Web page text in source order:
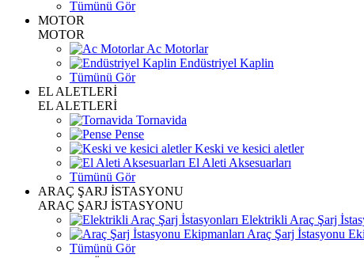
Tümünü Gör
MOTOR
MOTOR
Ac Motorlar
Endüstriyel Kaplin
Tümünü Gör
EL ALETLERİ
EL ALETLERİ
Tornavida
Pense
Keski ve kesici aletler
El Aleti Aksesuarları
Tümünü Gör
ARAÇ ŞARJ İSTASYONU
ARAÇ ŞARJ İSTASYONU
Elektrikli Araç Şarj
Araç Şarj İstasyonu
Tümünü Gör